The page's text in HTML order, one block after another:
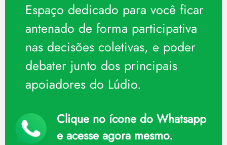
Espaço dedicado para você ficar
antenado de forma participativa
nas decisões coletivas, e poder
debater junto dos principais
apoiadores do Lúdio.
Clique no ícone do Whatsapp
e acesse agora mesmo.